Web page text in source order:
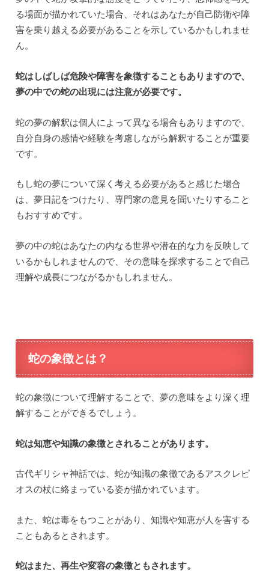
る場面が描かれていた場合、それはあなたが自己防衛や障
害を乗り越える必要があることを示しているかもしれませ
ん。
蛇はしばしば危険や障害を象徴することもありますので、
夢の中での蛇の出現には注意が必要です。
蛇の夢の解釈は個人によって異なる場合もありますので、
自分自身の感情や経験を考慮しながら解釈することが重要
です。
もし蛇の夢について深く考える必要があると感じた場合
は、夢日記をつけたり、専門家の意見を聞いたりすること
もおすすめです。
夢の中の蛇はあなたの内なる世界や潜在的な力を反映して
いるかもしれませんので、その意味を探求することで自己
理解や成長につながるかもしれません。
蛇の象徴とは？
蛇の象徴について理解することで、夢の意味をより深く理
解することができるでしょう。
蛇は知恵や知識の象徴とされることがあります。
古代ギリシャ神話では、蛇が知識の象徴であるアスクレピ
オスの杖に絡まっている姿が描かれています。
また、蛇は毒をもつことがあり、知識や知恵が人を害する
こともあるとされます。
蛇はまた、再生や変容の象徴ともされます。